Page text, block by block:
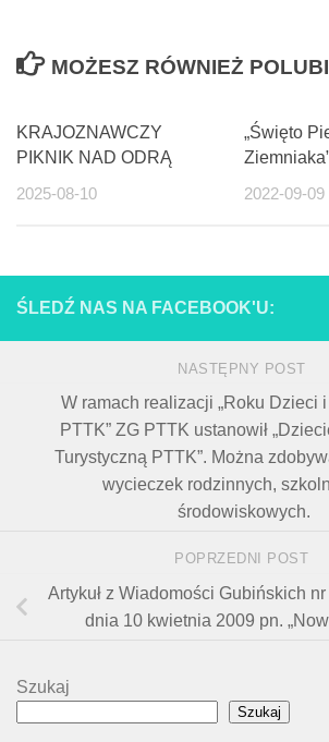
MOŻESZ RÓWNIEŻ
KRAJOZNAWCZY
PIKNIK NAD ODRĄ
2025-08-10
„Święto
2022-09-09
ŚLEDŹ NAS NA FACEBOOK'U:
NASTĘPNY POST
W ramach realizacji „Roku Dzieci i
PTTK” ZG PTTK ustanowił
Turystyczną PTTK”. Można
wycieczek rodzinnych,
środowiskowych.
POPRZEDNI POST
Artykuł z Wiadomości Gubińskich
dnia 10 kwietnia 2009 pn.
Szukaj
Szukaj